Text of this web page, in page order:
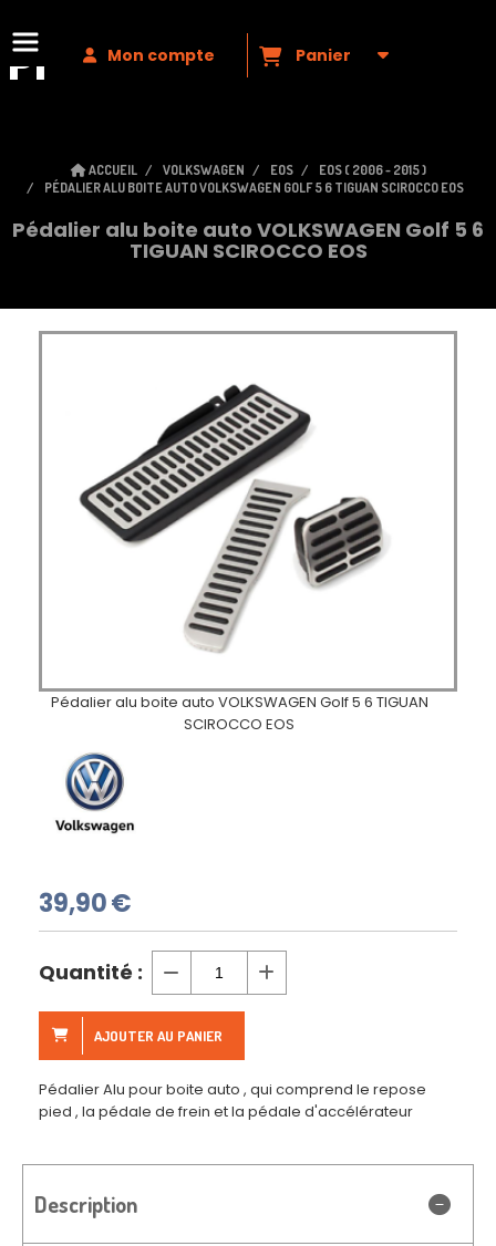
Premium VAG
Mon compte Panier
ACCUEIL VOLKSWAGEN EOS
EOS ( 2006 - 2015 )
PÉDALIER ALU BOITE AUTO VOLKSWAGEN GOLF 5 6 TIGUAN SCIROCCO EOS
Pédalier alu boite auto VOLKSWAGEN Golf 5 6
TIGUAN SCIROCCO EOS
Pédalier alu boite auto VOLKSWAGEN Golf 5 6 TIGUAN
SCIROCCO EOS
39,90€
Quantité :
AJOUTER AU PANIER
Pédalier Alu pour boite auto , qui comprend le repose
pied , la pédale de frein et la pédale d'accélérateur
Description